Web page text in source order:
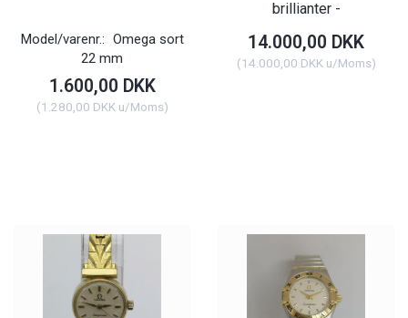
Model/varenr.: Omega sort
22 mm
1.600,00 DKK
(1.280,00 DKKu/Moms)
brillianter -
14.000,00 DKK
(14.000,00 DKKu/Moms)